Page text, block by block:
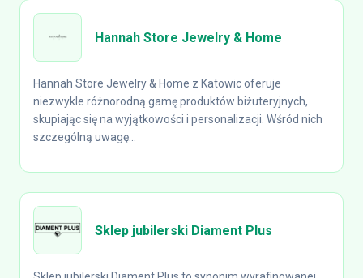
Hannah Store Jewelry & Home
Hannah Store Jewelry & Home z Katowic oferuje
niezwykle różnorodną gamę produktów biżuteryjnych,
skupiając się na wyjątkowości i personalizacji. Wśród nich
szczególną uwagę...
Sklep jubilerski Diament Plus